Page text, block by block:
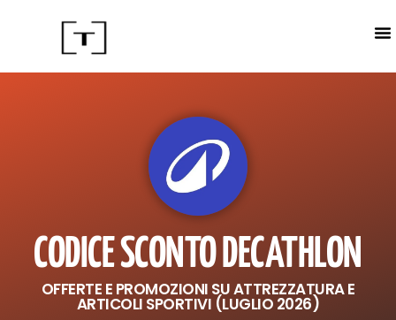
CODICE SCONTO DECATHLON
OFFERTE E PROMOZIONI SU ATTREZZATURA E
ARTICOLI SPORTIVI (LUGLIO 2026)